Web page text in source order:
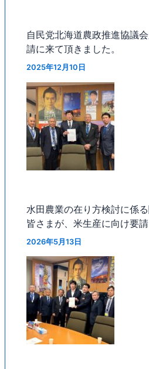
自民党北海道農政推進協議
請に来て頂きました。
2025年12月10日
水田農業の在り方検討に係
皆さまが、米生産に向け要請
2026年5月13日